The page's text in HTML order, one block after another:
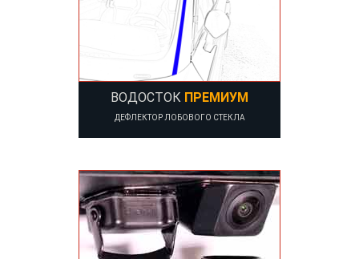
ВОДОСТОК ПРЕМИУМ
ДЕФЛЕКТОР ЛОБОВОГО СТЕКЛА